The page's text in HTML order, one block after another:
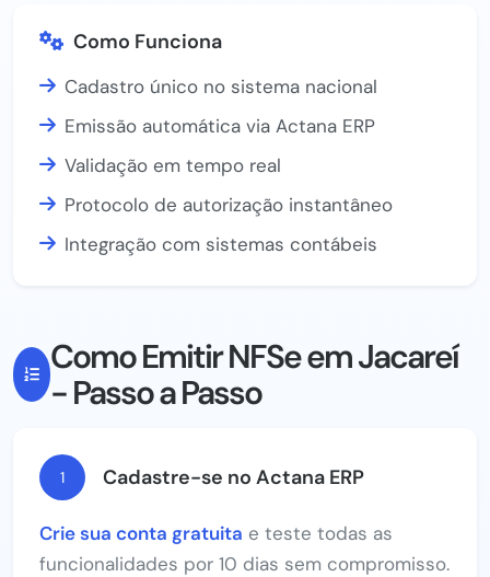
Como Funciona
Cadastro único no sistema nacional
Emissão automática via Actana ERP
Validação em tempo real
Protocolo de autorização instantâneo
Integração com sistemas contábeis
Como Emitir NFSe em Jacareí
- Passo a Passo
1 Cadastre-se no Actana ERP
Crie sua conta gratuita e teste todas as
funcionalidades por 10 dias sem compromisso.